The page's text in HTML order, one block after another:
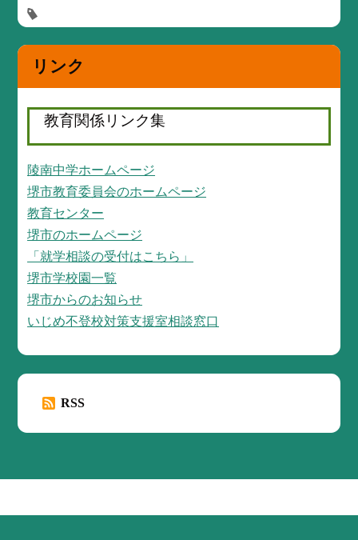
リンク
教育関係リンク集
陵南中学ホームページ
堺市教育委員会のホームページ
教育センター
堺市のホームページ
「就学相談の受付はこちら」
堺市学校園一覧
堺市からのお知らせ
いじめ不登校対策支援室相談窓口
RSS